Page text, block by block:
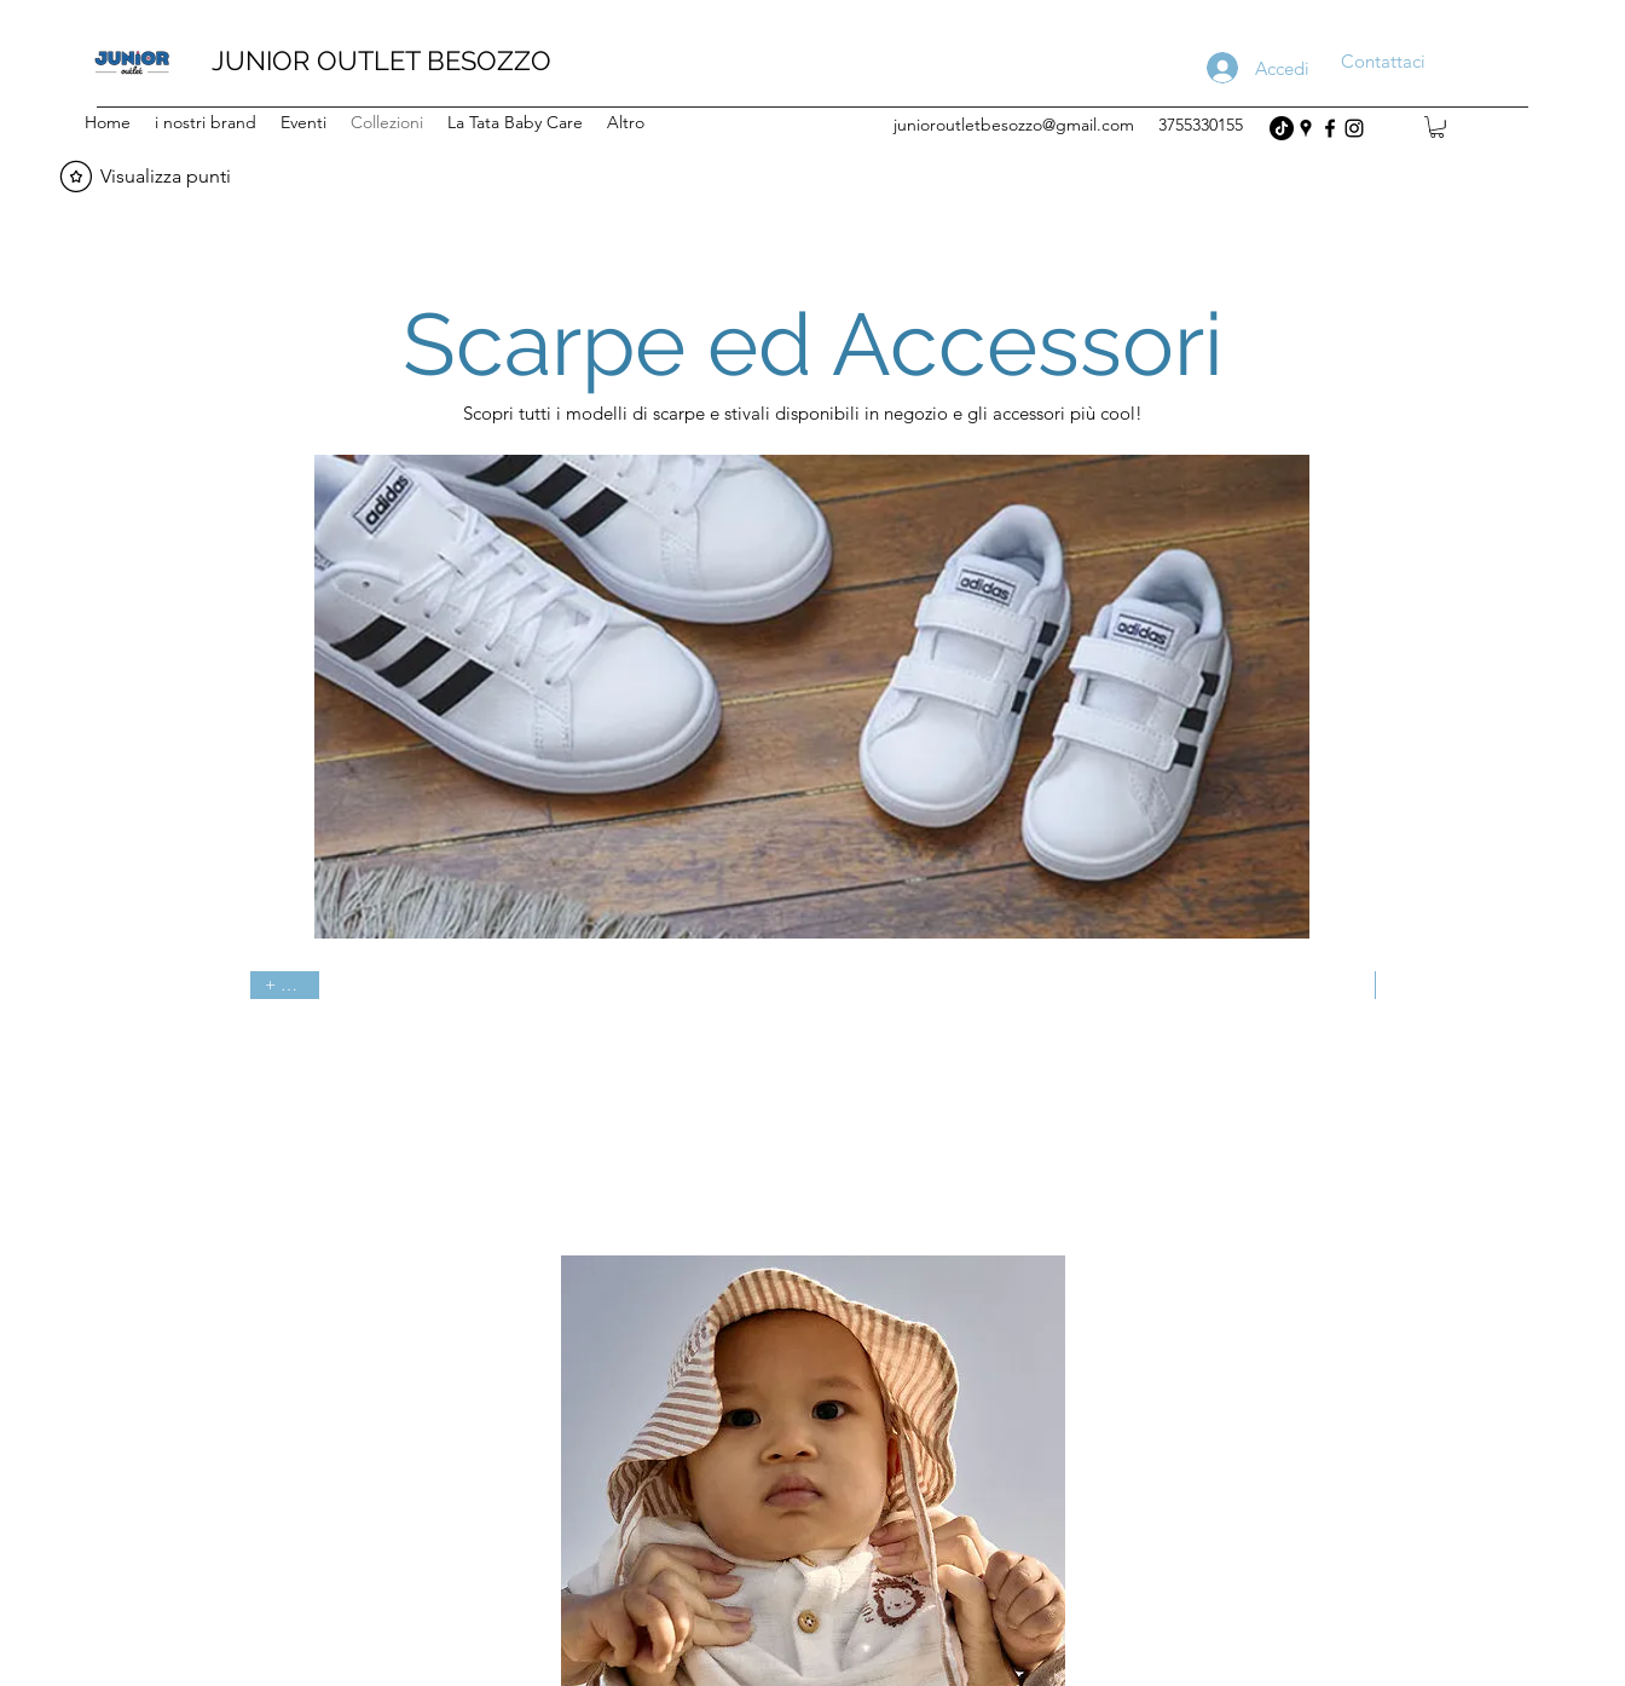
JUNIOR OUTLET BESOZZO
Home i nostri brand Eventi Collezioni La Tata Baby Care Altro
Accedi Contattaci
junioroutletbesozzo@gmail.com 3755330155
Visualizza punti
Scarpe ed Accessori
Scopri tutti i modelli di scarpe e stivali disponibili in negozio e gli accessori più cool!
+ colori